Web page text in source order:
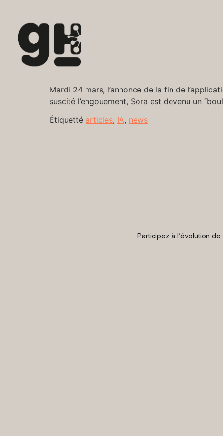
Mardi 24 mars, l’annonce de la fin de
suscité l’engouement, Sora est devenu un
Étiquetté articles, IA, news
Participez à l’évolution